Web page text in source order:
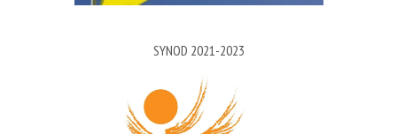
SYNOD 2021-2023